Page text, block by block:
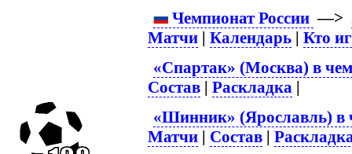
Чемпионат России —>
Матчи |Календарь |Кто
«Спартак» (Москва) в
Состав |Раскладка |
«Шинник» (Ярославль) в
Матчи | Состав |